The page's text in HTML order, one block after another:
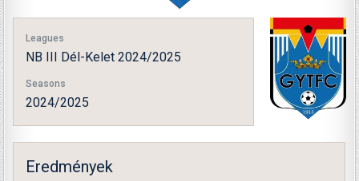
Leagues
NB III Dél-Kelet 2024/2025
Seasons
2024/2025
Eredmények